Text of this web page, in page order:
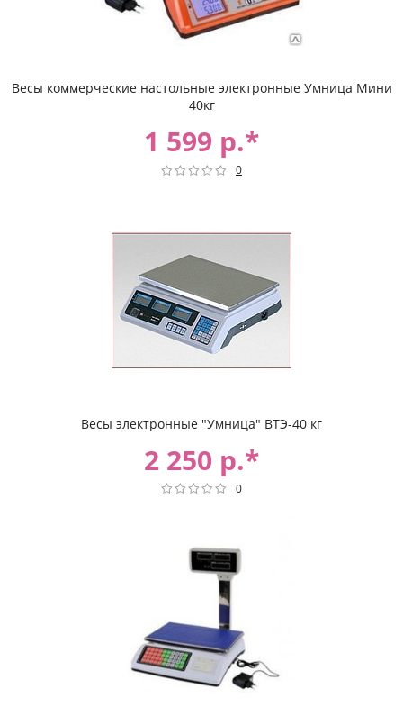
Весы коммерческие настольные электронные Умница Мини
40кг
1 599 р.*
0
Весы электронные "Умница" ВТЭ-40 кг
2 250 р.*
0